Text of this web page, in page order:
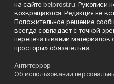
на сайтеbelprost.ru. Рукописи
возвращаются. Редакция не
Положительное решение
всегда совпадает с точкой
перепечатывании материалов
просторы» обязательна.
Антитеррор
Об использовании